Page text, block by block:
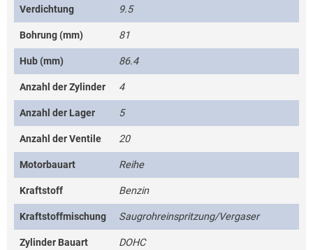
Verdichtung 9.5
Bohrung (mm) 81
Hub (mm) 86.4
Anzahl der Zylinder 4
Anzahl der Lager 5
Anzahl der Ventile 20
Motorbauart Reihe
Kraftstoff Benzin
Kraftstoffmischung Saugrohreinspritzung/Vergaser
Zylinder Bauart DOHC